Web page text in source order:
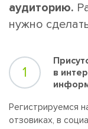
аудиторию.
нужно
1
в
Регистрируемся
отзовиках, в